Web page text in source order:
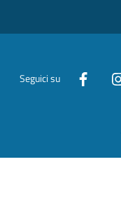
Seguici su